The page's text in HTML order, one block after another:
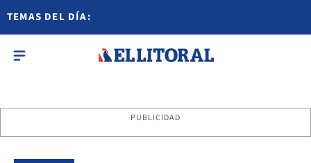
TEMAS DEL DÍA:
PUBLICIDAD